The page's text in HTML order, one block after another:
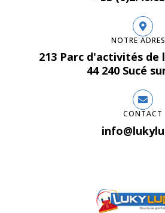
NOTRE
213 Parc d'activités de
44 240 Sucé
CONTACT